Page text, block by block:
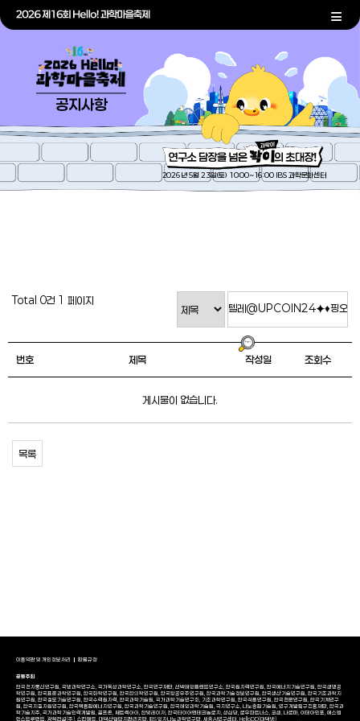
공지사항
2026년 5월 23일(토) 10:00~16:00 IBS 과학문화센터
Total 0건 1 페이지
번호 제목 작성일 조회수
게시물이 없습니다.
목록
이용약관 및 개인정보처리 환불규정
공동주최
한국전자통신연구원, 국방과학연구소, 국가독성과학연구소, 한국연구재단, 선박해양플랜트연구소, 한국원자력연구원, 한국에너지기술연구원, 한국생명공
학연구원, 한국표준과학연구원, 한국화학연구원, 한국한의학연구원, 한국항공우주연구원, 한국과학기술정보연구원, 한국생산기술연구원, 한국기초과학지
원연구원, 한국철도기술연구원, 한국수력원자력, 한국과학기술원, 국가과학기술연구회, 기초과학연구원, 한국식품연구원, 한국천문연구원, 한국기계연구
원, 한국지질자원연구원, 한국핵융합에너지연구원, 한국과학기술연구원, 한국해양과학기술원, 극지연구소, 나노종합기술원, 연구개발특구진흥재단, 한국과
학기술지주, 국가과학기술인력개발원, 골프존, 쎄트렉아이, 한빛레이저, 한국타이어앤테크놀로지, 성심당, 로우파트너스, 코셈, 나르마, 이데아인포, 에스엠
인스트루먼트, 광혁건설(주), 스킨메드, 대덕산업단지관리공단, IBS 양자나노과학연구단, 세종AI연구센터, HelloDD(대덕넷)